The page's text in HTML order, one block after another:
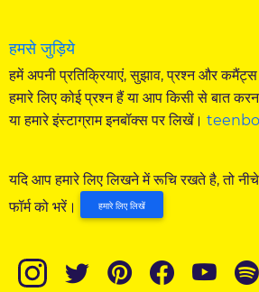
हमसे जुड़िये
हमें अपनी प्रतिक्रियाएं, सुझाव, प्रश्न और
हमारे लिए कोई प्रश्न हैं या आप किसी से बात
या हमारे इंस्टाग्राम इनबॉक्स पर लिखें।
यदि आप हमारे लिए लिखने में रूचि रखते है, तो
फॉर्म को भरें।
हमारे लिए लिखें